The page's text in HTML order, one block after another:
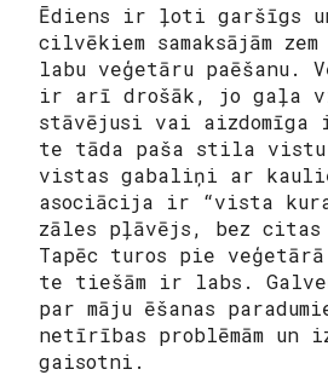
Ēdiens ir ļoti garšīgs
cilvēkiem samaksājām
labu veģetāru paēšanu.
ir arī drošāk, jo gaļa
stāvējusi vai aizdomīga
te tāda paša stila
vistas gabaliņi ar
asociācija ir “vista
zāles pļāvējs, bez citas
Tapēc turos pie
te tiešām ir labs.
par māju ēšanas
netīrības problēmām un
gaisotni.